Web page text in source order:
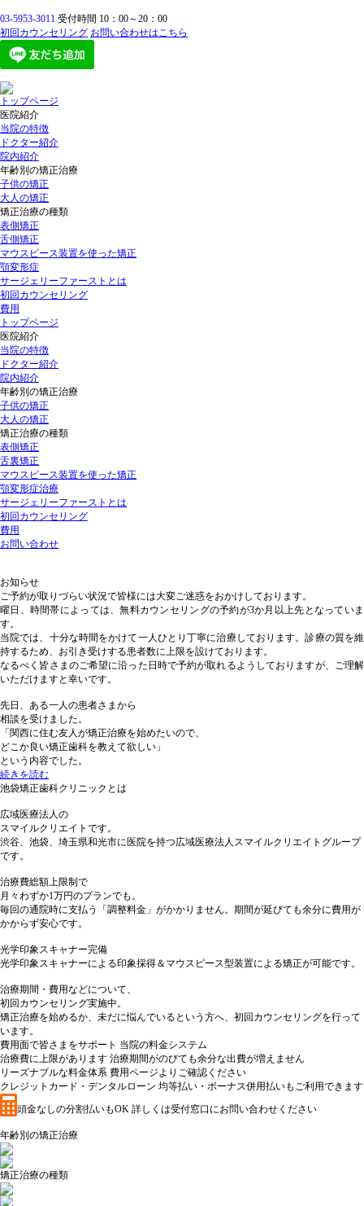
03-5953-3011 受付時間 10：00～20：00
初回カウンセリング お問い合わせはこちら
トップページ
医院紹介
当院の特徴
ドクター紹介
院内紹介
年齢別の矯正治療
子供の矯正
大人の矯正
矯正治療の種類
表側矯正
舌側矯正
マウスピース装置を使った矯正
顎変形症
サージェリーファーストとは
初回カウンセリング
費用
トップページ
医院紹介
当院の特徴
ドクター紹介
院内紹介
年齢別の矯正治療
子供の矯正
大人の矯正
矯正治療の種類
表側矯正
舌裏矯正
マウスピース装置を使った矯正
顎変形症治療
サージェリーファーストとは
初回カウンセリング
費用
お問い合わせ
お知らせ
ご予約が取りづらい状況で皆様には大変ご迷惑をおかけしております。
曜日、時間帯によっては、無料カウンセリングの予約が3か月以上先となっていま
す。
当院では、十分な時間をかけて一人ひとり丁寧に治療しております。診療の質を維
持するため、お引き受けする患者数に上限を設けております。
なるべく皆さまのご希望に沿った日時で予約が取れるようしておりますが、ご理解
いただけますと幸いです。
先日、ある一人の患者さまから
相談を受けました。
「関西に住む友人が矯正治療を始めたいので、
どこか良い矯正歯科を教えて欲しい」
という内容でした。
続きを読む
池袋矯正歯科クリニックとは
広域医療法人の
スマイルクリエイトです。
渋谷、池袋、埼玉県和光市に医院を持つ広域医療法人スマイルクリエイトグループ
です。
治療費総額上限制で
月々わずか1万円のプランでも。
毎回の通院時に支払う「調整料金」がかかりません。期間が延びても余分に費用が
かからず安心です。
光学印象スキャナー完備
光学印象スキャナーによる印象採得＆マウスピース型装置による矯正が可能です。
治療期間・費用などについて、
初回カウンセリング実施中。
矯正治療を始めるか、未だに悩んでいるという方へ、初回カウンセリングを行って
います。
費用面で皆さまをサポート 当院の料金システム
治療費に上限があります 治療期間がのびても余分な出費が増えません
リーズナブルな料金体系 費用ページよりご確認ください
クレジットカード・デンタルローン 均等払い・ボーナス併用払いもご利用できます
頭金なしの分割払いもOK 詳しくは受付窓口にお問い合わせください
年齢別の矯正治療
矯正治療の種類